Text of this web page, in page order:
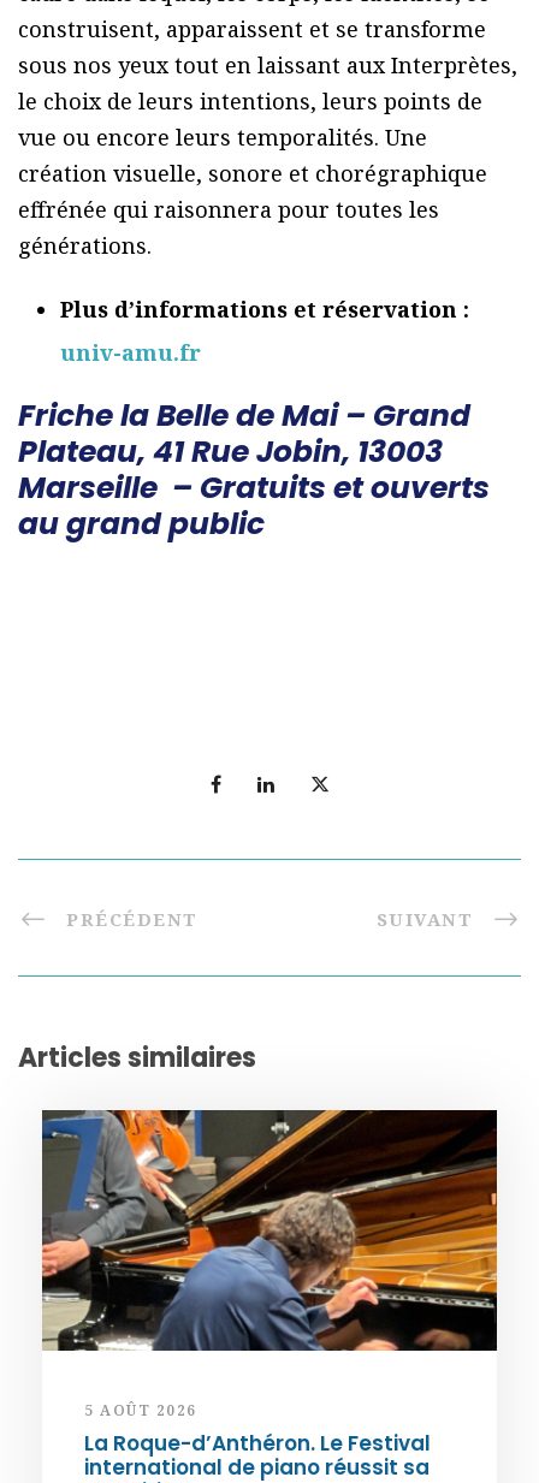
construisent, apparaissent et se transforme
sous nos yeux tout en laissant aux Interprètes,
le choix de leurs intentions, leurs points de
vue ou encore leurs temporalités. Une
création visuelle, sonore et chorégraphique
effrénée qui raisonnera pour toutes les
générations.
Plus d’informations et réservation :
univ-amu.fr
Friche la Belle de Mai – Grand
Plateau, 41 Rue Jobin, 13003
Marseille – Gratuits et ouverts
au grand public
PRÉCÉDENT SUIVANT
Articles similaires
5 AOÛT 2026
La Roque-d’Anthéron. Le Festival
international de piano réussit sa